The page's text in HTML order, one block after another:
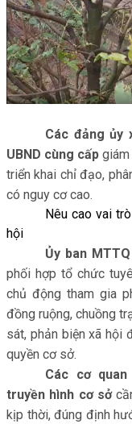
Các đảng ủy
UBND cùng cấp giám
triển khai chỉ đạo,
có nguy cơ cao.
Nêu cao vai
hội
Ủy ban
phối hợp tổ chức
chủ động tham gia
đồng ruộng, chuồng
sát, phản biện xã hội
quyền cơ sở.
Các cơ
truyền hình cơ sở
kịp thời, đúng định